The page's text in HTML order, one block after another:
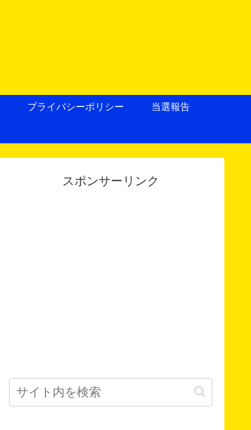
プライバシーポリシー 当選報告
スポンサーリンク